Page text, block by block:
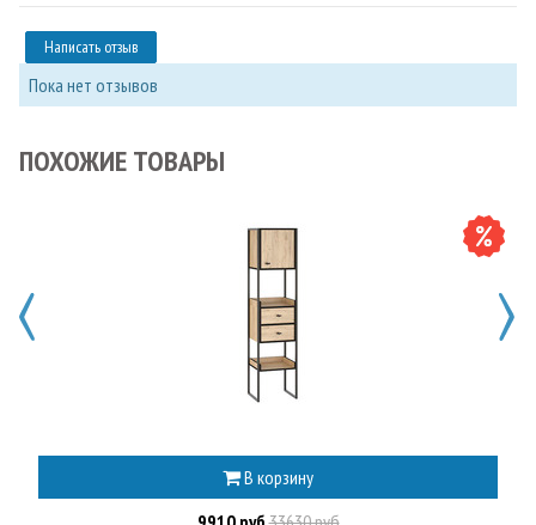
Написать отзыв
Пока нет отзывов
ПОХОЖИЕ ТОВАРЫ
В корзину